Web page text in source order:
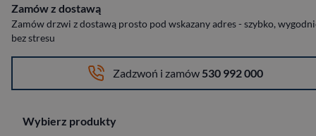
Zamów z dostawą
Zamów drzwi z dostawą prosto pod wskazany adres - szybko,
bez stresu
Zadzwoń i zamów 530 992 000
Wybierz produkty